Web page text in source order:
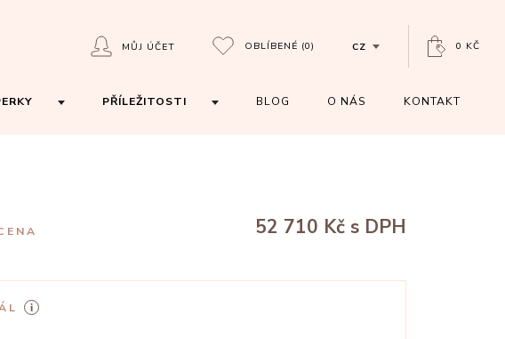
MŮJ ÚČET OBLÍBENÉ (0) CZ 0 KČ
PŘÍLEŽITOSTI BLOG O NÁS KONTAKT
52 710 Kč s DPH